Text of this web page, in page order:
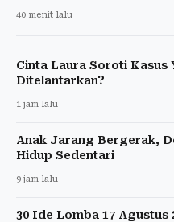
40 menit lalu
Cinta Laura Soroti Kasus
Ditelantarkan?
1 jam lalu
Anak Jarang Bergerak,
Hidup Sedentari
9 jam lalu
30 Ide Lomba 17 Agustus